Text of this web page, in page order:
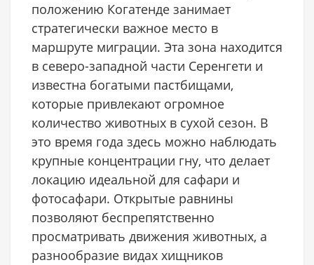
положению Когатенде занимает
стратегически важное место в
маршруте миграции. Эта зона находится
в северо-западной части Серенгети и
известна богатыми пастбищами,
которые привлекают огромное
количество животных в сухой сезон. В
это время года здесь можно наблюдать
крупные концентрации гну, что делает
локацию идеальной для сафари и
фотосафари. Открытые равнины
позволяют беспрепятственно
просматривать движения животных, а
разнообразие видах хищников